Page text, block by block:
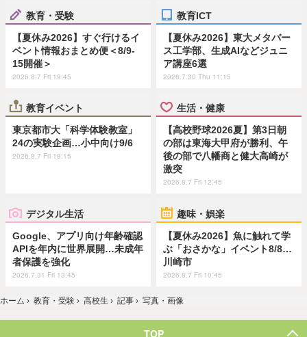
教育・受験
【夏休み2026】すぐ行けるイ
ベント情報おまとめ便＜8/9-
15開催＞
2026.8.7 Fri 19:45
教育ICT
【夏休み2026】東大メタバー
ス工学部、生成AIなどジュニ
ア講座6選
2026.7.30 Thu 11:15
教育イベント
東京都市大「科学体験教室」
24の実験企画…小中向け9/6
2026.8.7 Fri 18:15
生活・健康
【高校野球2026夏】第3日朝
の部は東海大甲府が勝利、午
後の部で八幡商と健大高崎が
激突
2026.8.7 Fri 12:45
デジタル生活
Google、アプリ向け年齢確認
APIを年内に世界展開…未成年
者保護を強化
2026.7.31 Fri 13:45
趣味・娯楽
【夏休み2026】魚に触れて学
ぶ「おさかな」イベント8/8…
川崎市
2026.8.7 Fri 10:45
ホーム › 教育・受験 › 高校生 › 記事 › 写真・画像
TOP